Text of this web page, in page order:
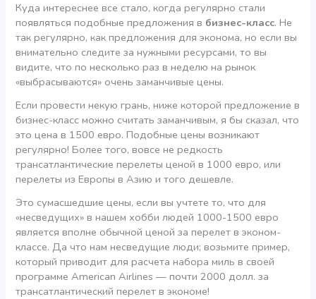
Куда интереснее все стало, когда регулярно стали
появляться подобные предложения в бизнес-класс. Не
так регулярно, как предложения для эконома, но если вы
внимательно следите за нужными ресурсами, то вы
видите, что по несколько раз в неделю на рынок
«выбрасываются» очень заманчивые цены.
Если провести некую грань, ниже которой предложение в
бизнес-класс можно считать заманчивым, я бы сказал, что
это цена в 1500 евро. Подобные цены возникают
регулярно! Более того, вовсе не редкость
трансатлантические перелеты ценой в 1000 евро, или
перелеты из Европы в Азию и того дешевле.
Это сумасшедшие цены, если вы учтете то, что для
«несведущих» в нашем хобби людей 1000-1500 евро
является вполне обычной ценой за перелет в эконом-
классе. Да что нам несведущие люди; возьмите пример,
который приводит для расчета набора миль в своей
программе American Airlines — почти 2000 долл. за
трансатлантический перелет в экономе!